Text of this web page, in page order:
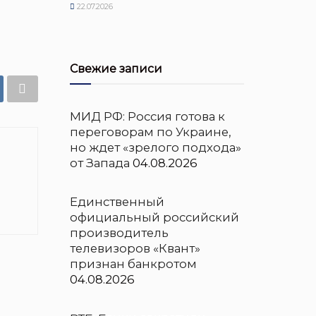
22.07.2026
Свежие записи
МИД РФ: Россия готова к
переговорам по Украине,
но ждет «зрелого подхода»
от Запада 04.08.2026
Единственный
официальный российский
производитель
телевизоров «Квант»
признан банкротом
04.08.2026